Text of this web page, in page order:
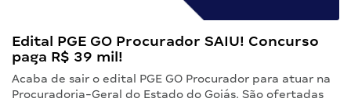
Edital PGE GO Procurador SAIU! Concurso
paga R$ 39 mil!
Acaba de sair o edital PGE GO Procurador para atuar na
Procuradoria-Geral do Estado do Goiás. São ofertadas